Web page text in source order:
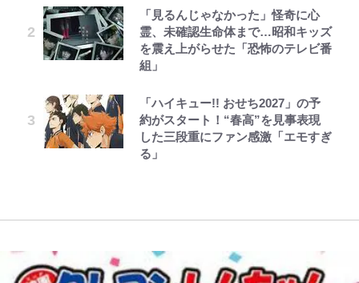
「見るんじゃなかった」怪奇に心
霊、未確認生命体まで…昭和キッズ
を震え上がらせた「恐怖のテレビ番
組」
「ハイキュー!! おせち2027」の予
約がスタート！“春高”を見事表現
した三段重にファン感激「エモすぎ
る」
第3回 出版までの道のり・その2
著
オラの引越し物語 サボテン大襲撃
「のりの芝居は観たいと」藤原紀香
が明かす夫・片岡愛之助との関係
性…互いに一番のお客さんで刺激を
藤原紀香が23年間続けるボランテ
ィア活動の原動力は…「偽善者だ」
との声も跳ね返す“誰かの役に立ち
荒々しい「火山帯」の一端にいるこ
とを体感！ 登頂約10分でも大迫力
「吾妻小富士」火口を1周する「1
ポ【福島県福島市】
「電気風呂の数は全国一」温泉じゃ
ないのに大満足！ 上高地帰りに寄
村上佳菜子、“遠距離結婚”の夫と
の再会にデレデレ…顔出し公開
「愛が足りない」不満を漏らしてい
千葉雄大、ほっそりイケメン近影に
「顔パンパンだったのに」反響 視
聴者が想った激変の納得理由
公式-おっさん底辺治癒士と愛娘の
辺境ライフ ~中年男が回復スキルに
覚醒して、英雄へ成り上がる~ 第82
話(1)
公式-聖女じゃないと追放されたの
で、もふもふ従者(聖獣)とおにぎり
を握る 第53話(1)
ことどんだけ好きなんよｗ｣
｢なんじゃこりゃあああ！｣本田圭
佑の古巣ミラン、漆黒×蛍光レッド
が熱狂｢サードなのにズルい｣｢こり
ゃかっけえわ｣
｢知念さんを煽ってたのと同じ
儀正しいイケメンやな」